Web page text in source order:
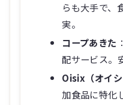
らも大手で、
実。
コープあきた
配サービス。
Oisix（オイシ
加食品に特化